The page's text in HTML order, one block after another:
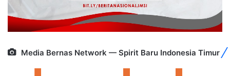
Media Bernas Network — Spirit Baru Indonesia Timur